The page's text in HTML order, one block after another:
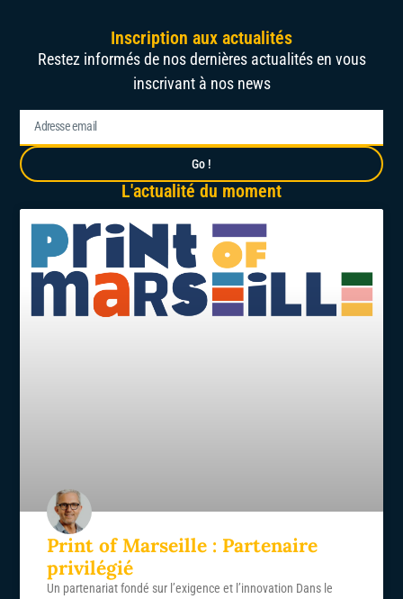
Inscription aux actualités
Restez informés de nos dernières actualités en vous
inscrivant à nos news
Go !
L'actualité du moment
Print of Marseille : Partenaire
privilégié
Un partenariat fondé sur l’exigence et l’innovation Dans le